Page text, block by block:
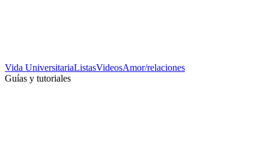
Vida UniversitariaListasVideosAmor/relaciones
Guías y tutoriales